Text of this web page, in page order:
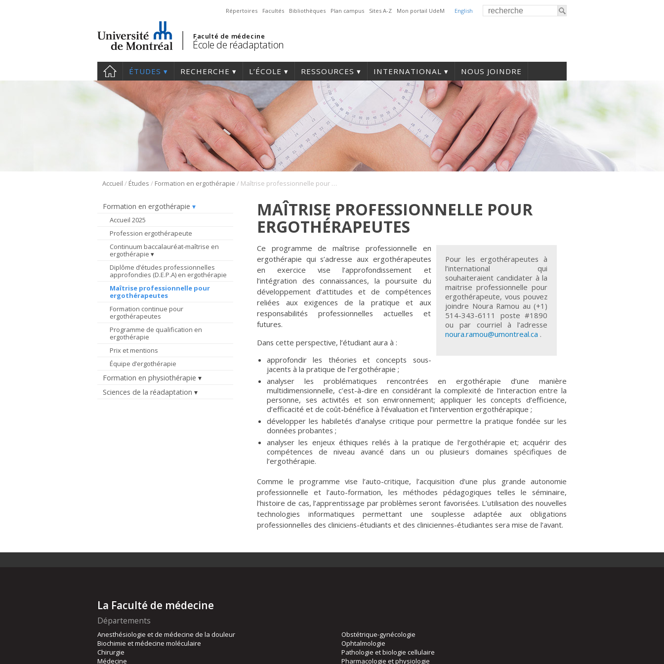
English
Répertoires Facultés Bibliothèques Plan campus Sites A-Z Mon portail UdeM
Faculté de médecine
École de réadaptation
ÉTUDES RECHERCHE L’ÉCOLE RESSOURCES INTERNATIONAL NOUS JOINDRE
Accueil / Études / Formation en ergothérapie / Maîtrise professionnelle pour ergothérapeutes
Formation en ergothérapie
Accueil 2025
Profession ergothérapeute
Continuum baccalauréat-maîtrise en
ergothérapie
Diplôme d’études professionnelles
approfondies (D.E.P.A) en ergothérapie
Maîtrise professionnelle pour
ergothérapeutes
Formation continue pour
ergothérapeutes
Programme de qualification en
ergothérapie
Prix et mentions
Équipe d’ergothérapie
Formation en physiothérapie
Sciences de la réadaptation
MAÎTRISE PROFESSIONNELLE POUR
ERGOTHÉRAPEUTES
Pour les ergothérapeutes à
l’international qui
souhaiteraient candidater à la
maitrise professionnelle pour
ergothérapeute, vous pouvez
joindre Noura Ramou au (+1)
514-343-6111 poste #1890
ou par courriel à l’adresse
noura.ramou@umontreal.ca .
Ce programme de maîtrise professionnelle en
ergothérapie qui s’adresse aux ergothérapeutes
en exercice vise l’approfondissement et
l’intégration des connaissances, la poursuite du
développement d’attitudes et de compétences
reliées aux exigences de la pratique et aux
responsabilités professionnelles actuelles et
futures.
Dans cette perspective, l’étudiant aura à :
approfondir les théories et concepts sous-
jacents à la pratique de l’ergothérapie ;
analyser les problématiques rencontrées en ergothérapie d’une manière
multidimensionnelle, c’est-à-dire en considérant la complexité de l’interaction entre la
personne, ses activités et son environnement; appliquer les concepts d’efficience,
d’efficacité et de coût-bénéfice à l’évaluation et l’intervention ergothérapique ;
développer les habiletés d’analyse critique pour permettre la pratique fondée sur les
données probantes ;
analyser les enjeux éthiques reliés à la pratique de l’ergothérapie et; acquérir des
compétences de niveau avancé dans un ou plusieurs domaines spécifiques de
l’ergothérapie.
Comme le programme vise l’auto-critique, l’acquisition d’une plus grande autonomie
professionnelle et l’auto-formation, les méthodes pédagogiques telles le séminaire,
l’histoire de cas, l’apprentissage par problèmes seront favorisées. L’utilisation des nouvelles
technologies informatiques permettant une souplesse adaptée aux obligations
professionnelles des cliniciens-étudiants et des cliniciennes-étudiantes sera mise de l’avant.
La Faculté de médecine
Départements
Anesthésiologie et de médecine de la douleur
Biochimie et médecine moléculaire
Chirurgie
Médecine
Obstétrique-gynécologie
Ophtalmologie
Pathologie et biologie cellulaire
Pharmacologie et physiologie